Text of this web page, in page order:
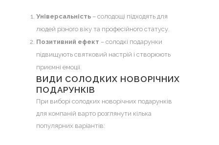
Універсальність – солодощі підходять для
людей різного віку та професійного статусу.
Позитивний ефект – солодкі подарунки
підвищують святковий настрій і створюють
приємні емоції.
ВИДИ СОЛОДКИХ НОВОРІЧНИХ
ПОДАРУНКІВ
При виборі солодких новорічних подарунків
для компаній варто розглянути кілька
популярних варіантів: